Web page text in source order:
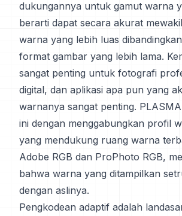
dukungannya untuk gamut warna
berarti dapat secara akurat
warna yang lebih luas
format gambar yang lebih lama.
sangat penting untuk fotografi
digital, dan aplikasi apa pun yang
warnanya sangat penting.
ini dengan menggabungkan profil
yang mendukung ruang warna
Adobe RGB dan ProPhoto RGB,
bahwa warna yang ditampilkan
dengan aslinya.
Pengkodean adaptif adalah